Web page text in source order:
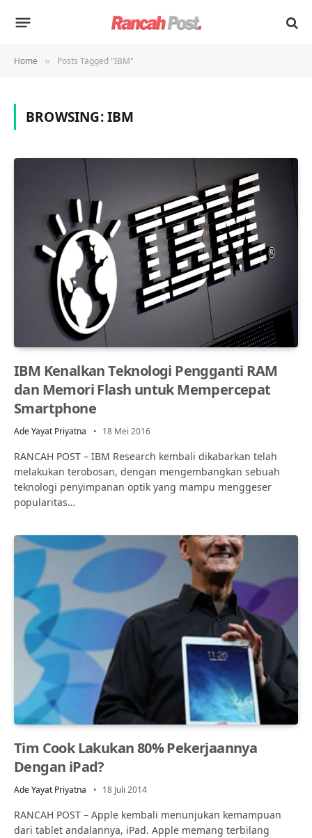
Home » Posts Tagged "IBM"
BROWSING:IBM
IBM Kenalkan Teknologi Pengganti RAM
dan Memori Flash untuk Mempercepat
Smartphone
Ade Yayat Priyatna 18 Mei 2016
RANCAH POST – IBM Research kembali dikabarkan telah
melakukan terobosan, dengan mengembangkan sebuah
teknologi penyimpanan optik yang mampu menggeser
popularitas…
Tim Cook Lakukan 80% Pekerjaannya
Dengan iPad?
Ade Yayat Priyatna 18 Juli 2014
RANCAH POST – Apple kembali menunjukan kemampuan
dari tablet andalannya, iPad. Apple memang terbilang